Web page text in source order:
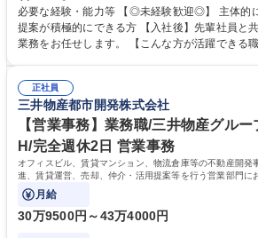
や成長に貢献している部署です。 会社の全メンバーが安心して長く成果を
発揮できる環境を整えるために、毎日のメンテ
新たな施策検討を積極的に行っていただき、会社
幅広い業務の体得が可能で、多様なキャリアパス
募集職種 【総務】未経験歓迎◎/リモート可/世界
再雇用有
必要な経験・能力等 【◎未経験歓迎◎】 主体的
提案が積極的にできる方 【入社後】先輩社員と
業務をお任せします。 【こんな方が活躍できる職種です】 ・仕組化が好
対処できる・新しいことに興味関心がある 【魅
取得や通信教育など費用の80%（年間25万円ま
賃の50%（月額7万円まで）を補助 学歴・資格 学歴：大学院 大学 語学
力： 資格：
正社員
三井物産都市開発株式会社
【営業事務】業務職/三井物産グル
H/完全週休2日 営業事務
オフィスビル、賃貸マンション、物流倉庫等の不動産開発
進、賃貸運営、売却、仲介・活用提案等を行う営業部門に
ます。
月給
30万9500円～43万4000円